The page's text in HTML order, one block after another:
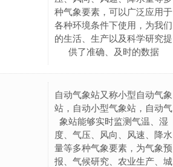
种气象要素，可以广泛应用于
各种环境条件下使用，为我们
的生活、生产以及科学研究提
供了准确、及时的数据
自动气象站又称小型自动气象
站，自动小型气象站，自动气
象站能够实时监测气温、湿
度、气压、风向、风速、降水
量等多种气象要素，为气象预
报、气候研究、农业生产、城